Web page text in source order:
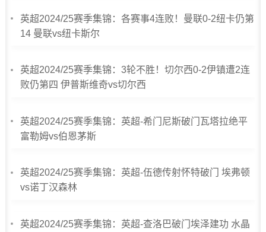
英超2024/25赛季集锦：各赛事4连败！曼联0-2纽卡仍第
14 曼联vs纽卡斯尔
英超2024/25赛季集锦：3轮不胜！切尔西0-2伊镇遭2连
败仍第四 伊普斯维奇vs切尔西
英超2024/25赛季集锦：英超-希门尼斯破门瓦塔拉绝平
富勒姆vs伯恩茅斯
英超2024/25赛季集锦：英超-伍德传射怀特破门 埃弗顿
vs诺丁汉森林
英超2024/25赛季集锦：英超-查洛巴破门埃泽建功 水晶